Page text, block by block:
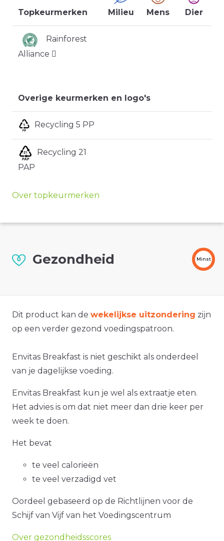
Topkeurmerken Milieu Mens Dier
Rainforest
Alliance
Overige keurmerken en logo's
Recycling 5 PP
Recycling 21
PAP
Over topkeurmerken
Gezondheid Minst
Dit product kan de wekelijkse uitzondering zijn
op een verder gezond voedingspatroon.
Envitas Breakfast is niet geschikt als onderdeel
van je dagelijkse voeding.
Envitas Breakfast kun je wel als extraatje eten.
Het advies is om dat niet meer dan drie keer per
week te doen.
Het bevat
te veel calorieën
te veel verzadigd vet
Oordeel gebaseerd op de Richtlijnen voor de
Schijf van Vijf van het Voedingscentrum
Over gezondheidsscores